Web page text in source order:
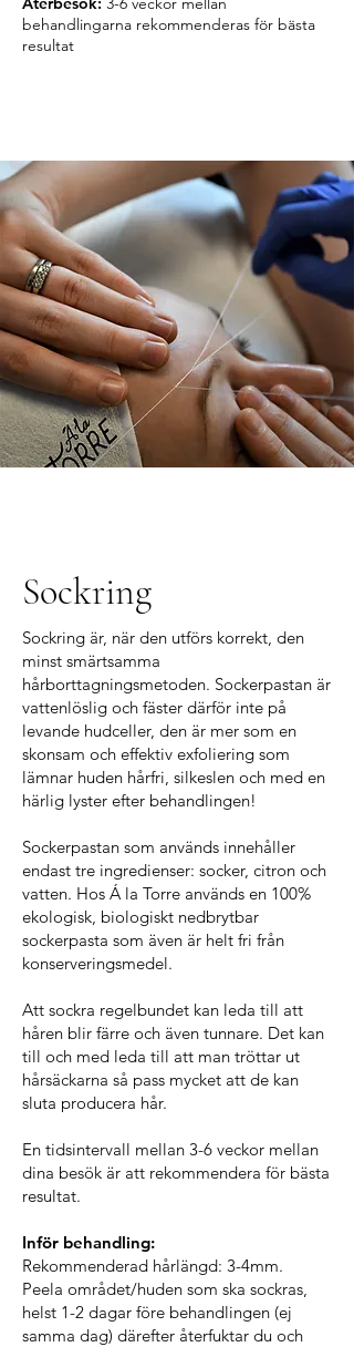
behandlingarna rekommenderas för bästa
resultat
Sockring
Sockring är, när den utförs korrekt, den
minst smärtsamma
hårborttagningsmetoden. Sockerpastan är
vattenlöslig och fäster därför inte på
levande hudceller, den är mer som en
skonsam och effektiv exfoliering som
lämnar huden hårfri, silkeslen och med en
härlig lyster efter behandlingen!
Sockerpastan som används innehåller
endast tre ingredienser: socker, citron och
vatten. Hos Á la Torre används en 100%
ekologisk, biologiskt nedbrytbar
sockerpasta som även är helt fri från
konserveringsmedel.
Att sockra regelbundet kan leda till att
håren blir färre och även tunnare. Det kan
till och med leda till att man tröttar ut
hårsäckarna så pass mycket att de kan
sluta producera hår.
En tidsintervall mellan 3-6 veckor mellan
dina besök är att rekommendera för bästa
resultat.
Inför behandling:
Rekommenderad hårlängd: 3-4mm.
Peela området/huden som ska sockras,
helst 1-2 dagar före behandlingen (ej
samma dag) därefter återfuktar du och